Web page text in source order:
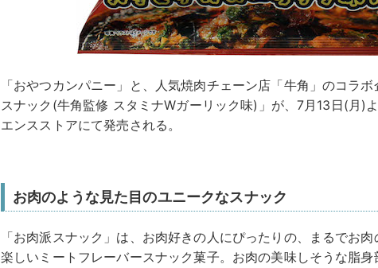
「おやつカンパニー」と、人気焼肉チェーン店「牛角」のコラ
スナック(牛角監修 スタミナWガーリック味)」が、7月13日(月)
エンスストアにて発売される。
お肉のような見た目のユニークなスナック
「お肉派スナック」は、お肉好きの人にぴったりの、まるでお
楽しいミートフレーバースナック菓子。お肉の美味しそうな脂